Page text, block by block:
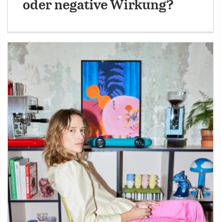
oder negative Wirkung?